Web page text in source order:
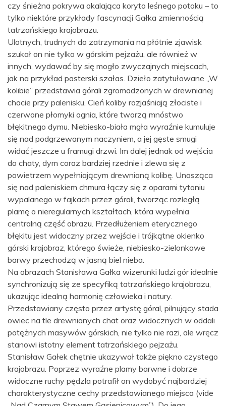
czy śnieżna pokrywa okalająca koryto leśnego potoku – to
tylko niektóre przykłady fascynacji Gałka zmiennością
tatrzańskiego krajobrazu.
Ulotnych, trudnych do zatrzymania na płótnie zjawisk
szukał on nie tylko w górskim pejzażu, ale również w
innych, wydawać by się mogło zwyczajnych miejscach,
jak na przykład pasterski szałas. Dzieło zatytułowane „W
kolibie” przedstawia górali zgromadzonych w drewnianej
chacie przy palenisku. Cień koliby rozjaśniają złociste i
czerwone płomyki ognia, które tworzą mnóstwo
błękitnego dymu. Niebiesko-biała mgła wyraźnie kumuluje
się nad podgrzewanym naczyniem, a jej gęste smugi
widać jeszcze u framugi drzwi. Im dalej jednak od wejścia
do chaty, dym coraz bardziej rzednie i zlewa się z
powietrzem wypełniającym drewnianą kolibę. Unosząca
się nad paleniskiem chmura łączy się z oparami tytoniu
wypalanego w fajkach przez górali, tworząc rozległą
plamę o nieregularnych kształtach, która wypełnia
centralną część obrazu. Przedłużeniem eterycznego
błękitu jest widoczny przez wejście i trójkątne okienko
górski krajobraz, którego świeże, niebiesko-zielonkawe
barwy przechodzą w jasną biel nieba.
Na obrazach Stanisława Gałka wizerunki ludzi gór idealnie
synchronizują się ze specyfiką tatrzańskiego krajobrazu,
ukazując idealną harmonię człowieka i natury.
Przedstawiany często przez artystę góral, pilnujący stada
owiec na tle drewnianych chat oraz widocznych w oddali
potężnych masywów górskich, nie tylko nie razi, ale wręcz
stanowi istotny element tatrzańskiego pejzażu.
Stanisław Gałek chętnie ukazywał także piękno czystego
krajobrazu. Poprzez wyraźne plamy barwne i dobrze
widoczne ruchy pędzla potrafił on wydobyć najbardziej
charakterystyczne cechy przedstawianego miejsca (vide